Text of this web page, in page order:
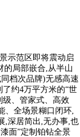
示范区即将震动启
的局部嵌合,从半山
档次品牌)无感高速
约4万平方米的“世
、管家式、高效
、全场景糊口闭环,
,深居简出,无办事,也
面”定制铂钻全景